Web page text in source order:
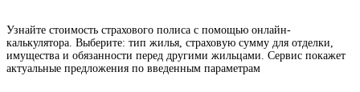
Узнайте стоимость страхового полиса с помощью онлайн-
калькулятора. Выберите: тип жилья, страховую сумму для отделки,
имущества и обязанности перед другими жильцами. Сервис покажет
актуальные предложения по введенным параметрам